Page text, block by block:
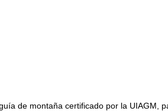
de montaña certificado por la UIAGM,